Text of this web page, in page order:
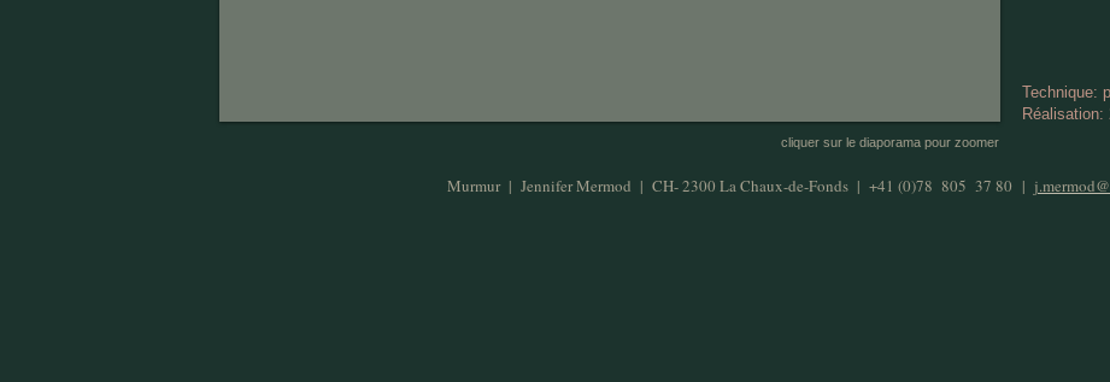
Technique:
Réalisation:
cliquer sur le diaporama pour zoomer
Murmur | Jennifer Mermod | CH- 2300 La Chaux-de-Fonds | +41 (0)78 805 37 80 |